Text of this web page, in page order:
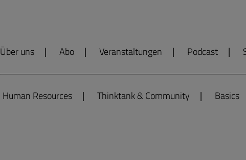
Über uns Abo Veranstaltungen Podcast
Human Resources Thinktank & Community Basics